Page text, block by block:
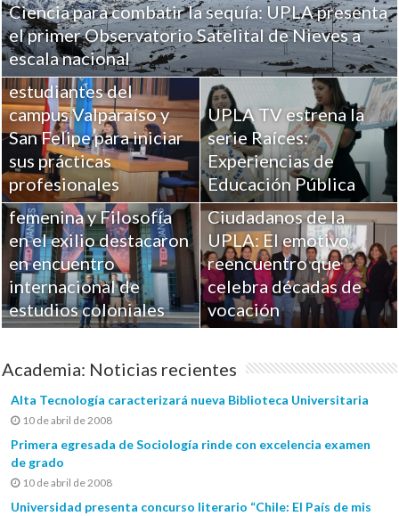
Ciencia para combatir la sequía: UPLA presenta
el primer Observatorio Satelital de Nieves a
escala nacional
UPLA entrega
herramientas clave a
más de 100
estudiantes del
campus Valparaíso y
San Felipe para iniciar
sus prácticas
profesionales
UPLA TV estrena la
serie Raíces:
Experiencias de
Educación Pública
Investigaciones UPLA
sobre Religiosidad
femenina y Filosofía
en el exilio destacaron
en encuentro
internacional de
estudios coloniales
Ciudadanos de la
UPLA: El emotivo
reencuentro que
celebra décadas de
vocación
Academia: Noticias recientes
Alta Tecnología caracterizará nueva Biblioteca Universitaria
10 de abril de 2008
Primera egresada de Sociología rinde con excelencia examen
de grado
10 de abril de 2008
Universidad presenta concurso literario “Chile: El País de mis